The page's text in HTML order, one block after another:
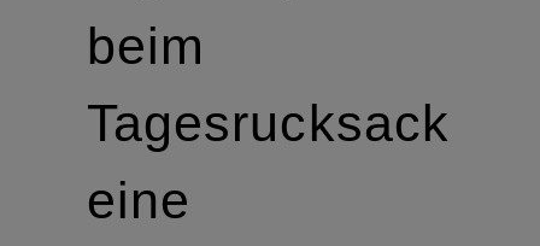
beim
Tagesrucksack
eine